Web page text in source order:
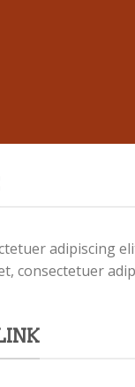
adipiscing
consectetuer